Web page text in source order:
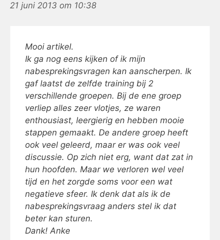
21 juni 2013 om 10:38
Mooi artikel.
Ik ga nog eens kijken of ik mijn
nabesprekingsvragen kan aanscherpen. Ik
gaf laatst de zelfde training bij 2
verschillende groepen. Bij de ene groep
verliep alles zeer vlotjes, ze waren
enthousiast, leergierig en hebben mooie
stappen gemaakt. De andere groep heeft
ook veel geleerd, maar er was ook veel
discussie. Op zich niet erg, want dat zat in
hun hoofden. Maar we verloren wel veel
tijd en het zorgde soms voor een wat
negatieve sfeer. Ik denk dat als ik de
nabesprekingsvraag anders stel ik dat
beter kan sturen.
Dank! Anke